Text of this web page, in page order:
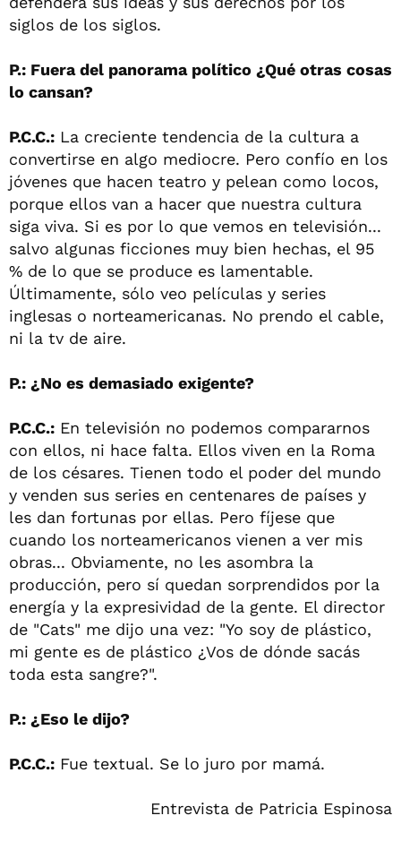
siglos de los siglos.
P.: Fuera del panorama político ¿Qué otras cosas
lo cansan?
P.C.C.: La creciente tendencia de la cultura a
convertirse en algo mediocre. Pero confío en los
jóvenes que hacen teatro y pelean como locos,
porque ellos van a hacer que nuestra cultura
siga viva. Si es por lo que vemos en televisión...
salvo algunas ficciones muy bien hechas, el 95
% de lo que se produce es lamentable.
Últimamente, sólo veo películas y series
inglesas o norteamericanas. No prendo el cable,
ni la tv de aire.
P.: ¿No es demasiado exigente?
P.C.C.: En televisión no podemos compararnos
con ellos, ni hace falta. Ellos viven en la Roma
de los césares. Tienen todo el poder del mundo
y venden sus series en centenares de países y
les dan fortunas por ellas. Pero fíjese que
cuando los norteamericanos vienen a ver mis
obras... Obviamente, no les asombra la
producción, pero sí quedan sorprendidos por la
energía y la expresividad de la gente. El director
de "Cats" me dijo una vez: "Yo soy de plástico,
mi gente es de plástico ¿Vos de dónde sacás
toda esta sangre?".
P.: ¿Eso le dijo?
P.C.C.: Fue textual. Se lo juro por mamá.
Entrevista de Patricia Espinosa